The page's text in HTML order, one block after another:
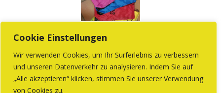
Cookie Einstellungen
Wir verwenden Cookies, um Ihr Surferlebnis zu verbessern
und unseren Datenverkehr zu analysieren. Indem Sie auf
„Alle akzeptieren“ klicken, stimmen Sie unserer Verwendung
von Cookies zu.
Beim Förderverein können Sie Produkte mit
dem Schullogo kaufen.